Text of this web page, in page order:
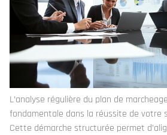
L’analyse régulière du plan de
fondamentale dans la réussite de votre
Cette démarche structurée permet